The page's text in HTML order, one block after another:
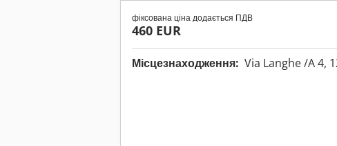
фіксована ціна додається ПДВ
460 EUR
Місцезнаходження: Via Langhe /A 4,